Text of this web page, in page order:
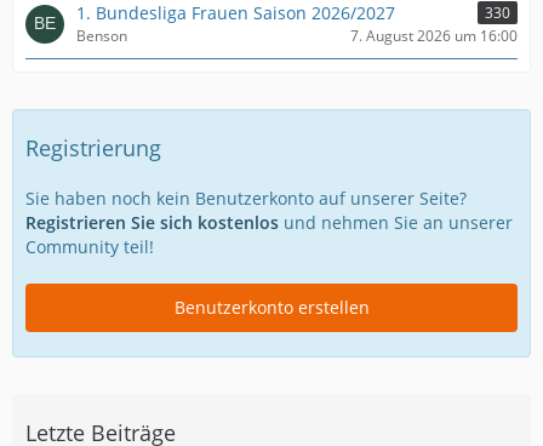
1. Bundesliga Frauen Saison 2026/2027
330
Benson
7. August 2026 um 16:00
Registrierung
Sie haben noch kein Benutzerkonto auf unserer Seite?
Registrieren Sie sich kostenlos und nehmen Sie an unserer
Community teil!
Benutzerkonto erstellen
Letzte Beiträge